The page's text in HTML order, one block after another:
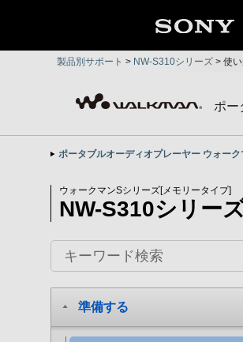
製品別サポート > NW-S310シリーズ > 使
ポー
ポータブルオーディオプレーヤー ウォーク
ウォークマンSシリーズ[メモリータイプ]
NW-S310シリー
準備する